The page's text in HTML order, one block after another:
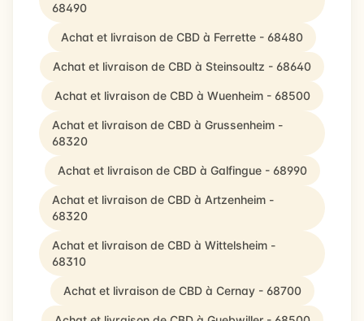
68490
Achat et livraison de CBD à Ferrette - 68480
Achat et livraison de CBD à Steinsoultz - 68640
Achat et livraison de CBD à Wuenheim - 68500
Achat et livraison de CBD à Grussenheim -
68320
Achat et livraison de CBD à Galfingue - 68990
Achat et livraison de CBD à Artzenheim -
68320
Achat et livraison de CBD à Wittelsheim -
68310
Achat et livraison de CBD à Cernay - 68700